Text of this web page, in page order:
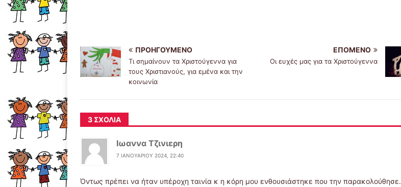
ΠΡΟΗΓΟΎΜΕΝΟ
Τι σημαίνουν τα Χριστούγεννα για
τους Χριστιανούς, για εμένα και την
κοινωνία
ΕΠΌΜΕΝΟ
Οι ευχές μας για τα Χριστούγεννα
3 ΣΧΌΛΙΑ
Ιωαννα Τζινιερη
7 ΙΑΝΟΥΑΡΊΟΥ 2024, 22:40
Όντως πρέπει να ήταν υπέροχη ταινία κ η κόρη μου ενθουσιάστηκε που την παρακολούθησε.